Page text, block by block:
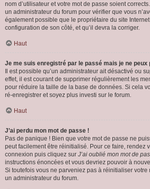
nom d’utilisateur et votre mot de passe soient
un administrateur du forum pour vérifier que vous
également possible que le propriétaire du site
configuration de son côté, et qu’il devra la corriger.
Haut
Je me suis enregistré par le passé mais je ne peux
Il est possible qu’un administrateur ait désactivé ou
effet, il est courant de supprimer régulièrement les
pour réduire la taille de la base de données. Si cela
ré-enregistrer et soyez plus investi sur le forum.
Haut
J’ai perdu mon mot de passe !
Pas de panique ! Bien que votre mot de passe ne
peut facilement être réinitialisé. Pour ce faire, rendez
connexion puis cliquez sur J’ai oublié mon mot de
instructions énoncées et vous devriez pouvoir à
Si toutefois vous ne parveniez pas à réinitialiser votre
un administrateur du forum.